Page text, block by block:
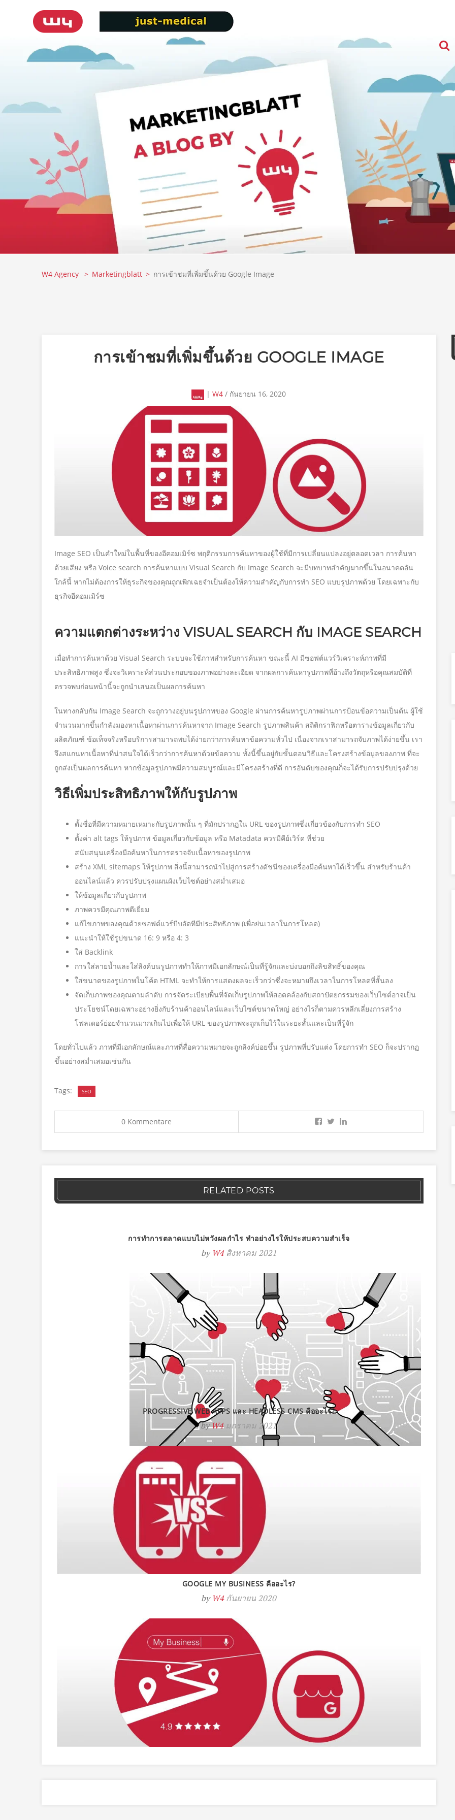
W4 Agency Marketingblatt การเข้าชมที่เพิ่มขึ้นด้วย Google Image
การเข้าชมที่เพิ่มขึ้นด้วย GOOGLE IMAGE
|W4 / กันยายน 16, 2020
Image SEO เป็นคำใหม่ในพื้นที่ของอีคอมเมิร์ซ พฤติกรรมการค้นหาของผู้ใช้ที่มีการเปลี่ยนแปลงอยู่ตลอดเวลา การค้นหา
ด้วยเสียง หรือ Voice search การค้นหาแบบ Visual Search กับ Image Search จะมีบทบาทสำคัญมากขึ้นในอนาคตอัน
ใกล้นี้ หากไม่ต้องการให้ธุระกิจของคุณถูกเพิกเฉยจำเป็นต้องให้ความสำคัญกับการทำ SEO แบบรูปภาพด้วย โดยเฉพาะกับ
ธุรกิจอีคอมเมิร์ซ
ความแตกต่างระหว่าง VISUAL SEARCH กับ IMAGE SEARCH
เมื่อทำการค้นหาด้วย Visual Search ระบบจะใช้ภาพสำหรับการค้นหา ขณะนี้ AI มีซอฟต์แวร์วิเคราะห์ภาพที่มี
ประสิทธิภาพสูง ซึ่งจะวิเคราะห์ส่วนประกอบของภาพอย่างละเอียด จากผลการค้นหารูปภาพที่อ้างถึงวัตถุหรือคุณสมบัติที่
ตรวจพบก่อนหน้านี้จะถูกนำเสนอเป็นผลการค้นหา
ในทางกลับกัน Image Search จะถูกวางอยู่บนรูปภาพของ Google ผ่านการค้นหารูปภาพผ่านการป้อนข้อความเป็นต้น ผู้ใช้
จำนวนมากขึ้นกำลังมองหาเนื้อหาผ่านการค้นหาจาก Image Search รูปภาพสินค้า สถิติกราฟิกหรือตารางข้อมูลเกี่ยวกับ
ผลิตภัณฑ์ ข้อเท็จจริงหรือบริการสามารถพบได้ง่ายกว่าการค้นหาข้อความทั่วไป เนื่องจากเราสามารถจับภาพได้ง่ายขึ้น เรา
จึงสแกนหาเนื้อหาที่น่าสนใจได้เร็วกว่าการค้นหาด้วยข้อความ ทั้งนี้ขึ้นอยู่กับขั้นตอนวิธีและโครงสร้างข้อมูลของภาพ ที่จะ
ถูกส่งเป็นผลการค้นหา หากข้อมูลรูปภาพมีความสมบูรณ์และมีโครงสร้างที่ดี การอันดับของคุณก็จะได้รับการปรับปรุงด้วย
วิธีเพิ่มประสิทธิภาพให้กับรูปภาพ
ตั้งชื่อที่มีความหมายเหมาะกับรูปภาพนั้น ๆ ที่มักปรากฏใน URL ของรูปภาพซึ่งเกี่ยวข้องกับการทำ SEO
ตั้งค่า alt tags ให้รูปภาพ ข้อมูลเกี่ยวกับข้อมูล หรือ Matadata ควรมีคีย์เวิร์ด ที่ช่วย
สนับสนุนเครื่องมือค้นหาในการตรวจจับเนื้อหาของรูปภาพ
สร้าง XML sitemaps ให้รูปภาพ สิ่งนี้สามารถนำไปสู่การสร้างดัชนีของเครื่องมือค้นหาได้เร็วขึ้น สำหรับร้านค้า
ออนไลน์แล้ว ควรปรับปรุงแผนผังเว็บไซต์อย่างสม่ำเสมอ
ให้ข้อมูลเกี่ยวกับรูปภาพ
ภาพควรมีคุณภาพดีเยี่ยม
แก้ไขภาพของคุณด้วยซอฟต์แวร์บีบอัดทีมีประสิทธิภาพ (เพื่อย่นเวลาในการโหลด)
แนะนำให้ใช้รูปขนาด 16: 9 หรือ 4: 3
ใส่ Backlink
การใส่ลายน้ำและใส่ลิงค์บนรูปภาพทำให้ภาพมีเอกลักษณ์เป็นที่รู้จักและบ่งบอกถึงลิขสิทธิ์ของคุณ
ใส่ขนาดของรูปภาพในโค้ด HTML จะทำให้การแสดงผลจะเร็วกว่าซึ่งจะหมายถึงเวลาในการโหลดที่สั้นลง
จัดเก็บภาพของคุณตามลำดับ การจัดระเบียบพื้นที่จัดเก็บรูปภาพให้สอดคล้องกับสถาปัตยกรรมของเว็บไซต์อาจเป็น
ประโยชน์โดยเฉพาะอย่างยิ่งกับร้านค้าออนไลน์และเว็บไซต์ขนาดใหญ่ อย่างไรก็ตามควรหลีกเลี่ยงการสร้าง
โฟลเดอร์ย่อยจำนวนมากเกินไปเพื่อให้ URL ของรูปภาพจะถูกเก็บไว้ในระยะสั้นและเป็นที่รู้จัก
โดยทั่วไปแล้ว ภาพที่มีเอกลักษณ์และภาพที่สื่อความหมายจะถูกลิงค์บ่อยขึ้น รูปภาพที่ปรับแต่ง โดยการทำ SEO ก็จะปรากฏ
ขึ้นอย่างสม่ำเสมอเช่นกัน
Tags: SEO
0 Kommentare
RELATED POSTS
การทำการตลาดแบบไม่หวังผลกำไร ทำอย่างไรให้ประสบความสำเร็จ
by W4 สิงหาคม 2021
PROGRESSIVE WEB APPS และ HEADLESS CMS คืออะไร?
byW4 มกราคม 2021
GOOGLE MY BUSINESS คืออะไร?
by W4 กันยายน 2020